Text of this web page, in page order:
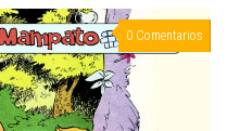
0 Comentarios